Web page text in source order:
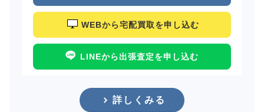
WEBから宅配買取を申し込む
LINEから出張査定を申し込む
詳しくみる